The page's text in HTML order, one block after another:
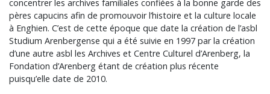
concentrer les archives familiales confiées à la bonne garde des
pères capucins afin de promouvoir l’histoire et la culture locale
à Enghien. C’est de cette époque que date la création de l’asbl
Studium Arenbergense qui a été suivie en 1997 par la création
d’une autre asbl les Archives et Centre Culturel d’Arenberg, la
Fondation d’Arenberg étant de création plus récente
puisqu’elle date de 2010.